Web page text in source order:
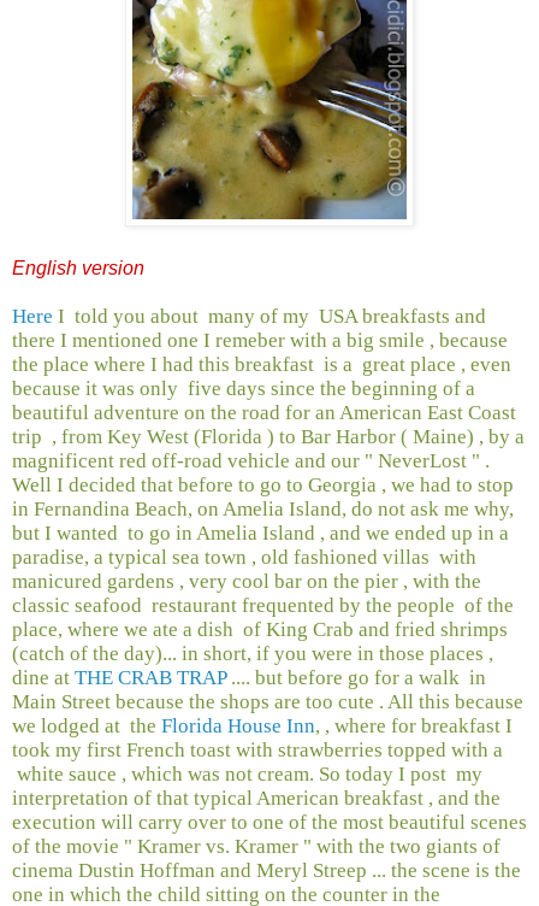
English version
Here I told you about many of my USA breakfasts and
there I mentioned one I remeber with a big smile , because
the place where I had this breakfast is a great place , even
because it was only five days since the beginning of a
beautiful adventure on the road for an American East Coast
trip , from Key West (Florida ) to Bar Harbor ( Maine) , by a
magnificent red off-road vehicle and our " NeverLost " .
Well I decided that before to go to Georgia , we had to stop
in Fernandina Beach, on Amelia Island, do not ask me why,
but I wanted to go in Amelia Island , and we ended up in a
paradise, a typical sea town ​​, old fashioned villas with
manicured gardens , very cool bar on the pier , with the
classic seafood restaurant frequented by the people of the
place, where we ate a dish of King Crab and fried shrimps
(catch of the day)... in short, if you were in those places ,
dine at THE CRAB TRAP.... but before go for a walk in
Main Street because the shops are too cute . All this because
we lodged at the Florida House Inn, , where for breakfast I
took my first French toast with strawberries topped with a
white sauce , which was not cream. So today I post my
interpretation of that typical American breakfast , and the
execution will carry over to one of the most beautiful scenes
of the movie " Kramer vs. Kramer " with the two giants of
cinema Dustin Hoffman and Meryl Streep ... the scene is the
one in which the child sitting on the counter in the